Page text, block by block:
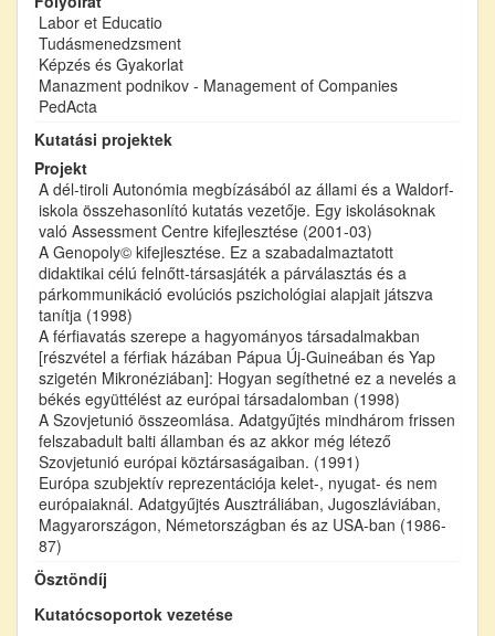
Labor et Educatio
Tudásmenedzsment
Képzés és Gyakorlat
Manazment podnikov - Management of Companies
PedActa
Kutatási projektek
Projekt
A dél-tiroli Autonómia megbízásából az állami és a Waldorf-
iskola összehasonlító kutatás vezetője. Egy iskolásoknak
való Assessment Centre kifejlesztése (2001-03)
A Genopoly© kifejlesztése. Ez a szabadalmaztatott
didaktikai célú felnőtt-társasjáték a párválasztás és a
párkommunikáció evolúciós pszichológiai alapjait játszva
tanítja (1998)
A férfiavatás szerepe a hagyományos társadalmakban
[részvétel a férfiak házában Pápua Új-Guineában és Yap
szigetén Mikronéziában]: Hogyan segíthetné ez a nevelés a
békés együttélést az európai társadalomban (1998)
A Szovjetunió összeomlása. Adatgyűjtés mindhárom frissen
felszabadult balti államban és az akkor még létező
Szovjetunió európai köztársaságaiban. (1991)
Európa szubjektív reprezentációja kelet-, nyugat- és nem
európaiaknál. Adatgyűjtés Ausztráliában, Jugoszláviában,
Magyarországon, Németországban és az USA-ban (1986-
87)
Ösztöndíj
Kutatócsoportok vezetése